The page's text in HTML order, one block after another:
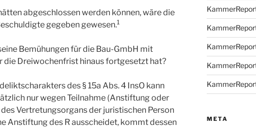
abgeschlossen werden können, wäre die
gegeben gewesen.1
Bemühungen für die Bau-GmbH mit
die Dreiwochenfrist hinaus fortgesetzt hat?
des § 15a Abs. 4 InsO kann
nur wegen Teilnahme (Anstiftung oder
Vertretungsorgans der juristischen Person
Anstiftung des R ausscheidet, kommt dessen
META